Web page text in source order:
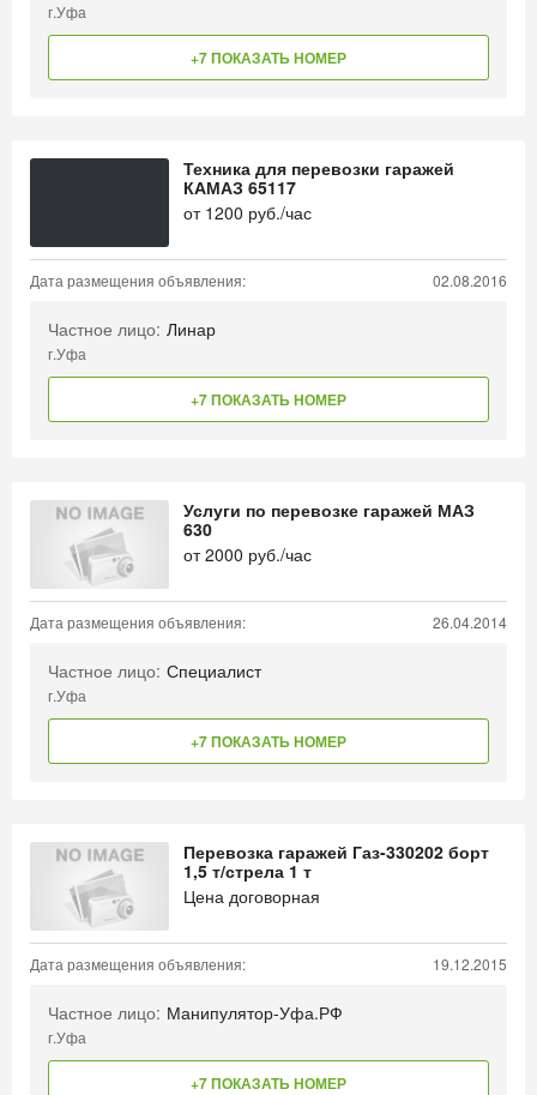
г.Уфа
+7 ПОКАЗАТЬ НОМЕР
Техника для перевозки гаражей
КАМАЗ 65117
от 1200 руб./час
Дата размещения объявления: 02.08.2016
Частное лицо: Линар
г.Уфа
+7 ПОКАЗАТЬ НОМЕР
Услуги по перевозке гаражей МАЗ
630
от2000 руб./час
Дата размещения объявления: 26.04.2014
Частное лицо: Специалист
г.Уфа
+7 ПОКАЗАТЬ НОМЕР
Перевозка гаражей Газ-330202 борт
1,5 т/стрела 1 т
Цена договорная
Дата размещения объявления: 19.12.2015
Частное лицо: Манипулятор-Уфа.РФ
г.Уфа
+7 ПОКАЗАТЬ НОМЕР